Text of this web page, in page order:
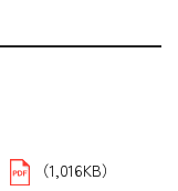
（1,016KB）